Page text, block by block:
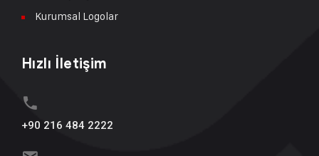
Kurumsal Logolar
Hızlı İletişim
+90 216 484 2222